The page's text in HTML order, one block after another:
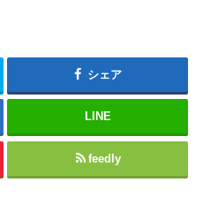
シェア
LINE
feedly